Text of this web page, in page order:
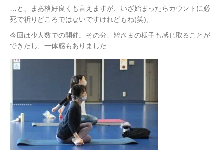
…と、まあ格好良くも言えますが、いざ始まったらカウントに必
死で祈りどころではないですけれどもね(笑)。
今回は少人数での開催。その分、皆さまの様子も感じ取ることが
できたし、一体感もありました！